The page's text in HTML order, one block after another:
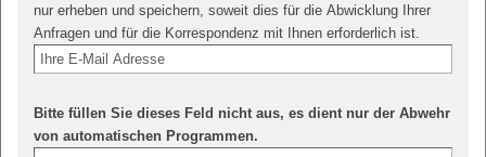
nur erheben und speichern, soweit dies für die Abwicklung Ihrer
Anfragen und für die Korrespondenz mit Ihnen erforderlich ist.
Bitte füllen Sie dieses Feld nicht aus, es dient nur der Abwehr
von automatischen Programmen.